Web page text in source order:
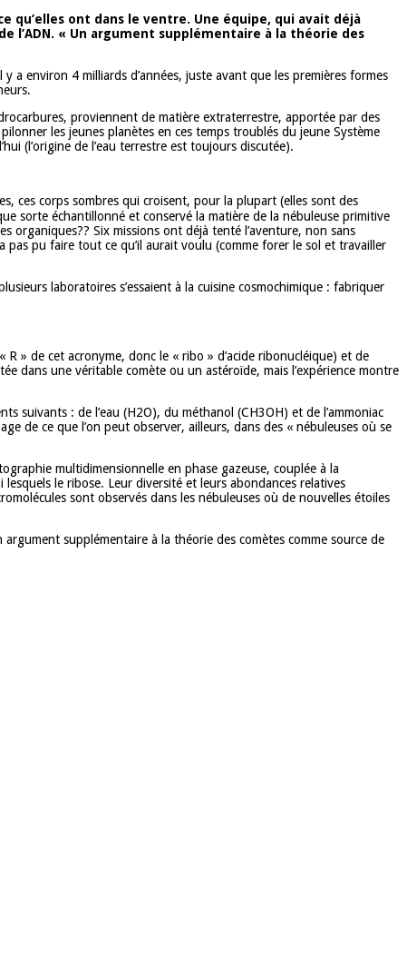
ont dans le ventre. Une équipe, qui avait déjà
l’ADN. « Un argument supplémentaire à la théorie des
a environ 4 milliards d’années, juste avant que les premières formes
proviennent de matière extraterrestre, apportée par des
les jeunes planètes en ces temps troublés du jeune Système
(l’origine de l’eau terrestre est toujours discutée).
ces corps sombres qui croisent, pour la plupart (elles sont des
sorte échantillonné et conservé la matière de la nébuleuse primitive
organiques?? Six missions ont déjà tenté l’aventure, non sans
pu faire tout ce qu’il aurait voulu (comme forer le sol et travailler
laboratoires s’essaient à la cuisine cosmochimique : fabriquer
» de cet acronyme, donc le « ribo » d’acide ribonucléique) et de
dans une véritable comète ou un astéroïde, mais l’expérience montre
suivants : de l’eau (H2O), du méthanol (CH3OH) et de l’ammoniac
de ce que l’on peut observer, ailleurs, dans des « nébuleuses où se
multidimensionnelle en phase gazeuse, couplée à la
le ribose. Leur diversité et leurs abondances relatives
sont observés dans les nébuleuses où de nouvelles étoiles
supplémentaire à la théorie des comètes comme source de